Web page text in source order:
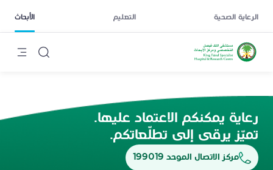
الرعاية الصحية التعليم الأبحاث
رعاية يمكنكم الاعتماد عليها.
تميّز يرقى إلى تطلّعاتكم.
مركز الاتصال الموحد 199019